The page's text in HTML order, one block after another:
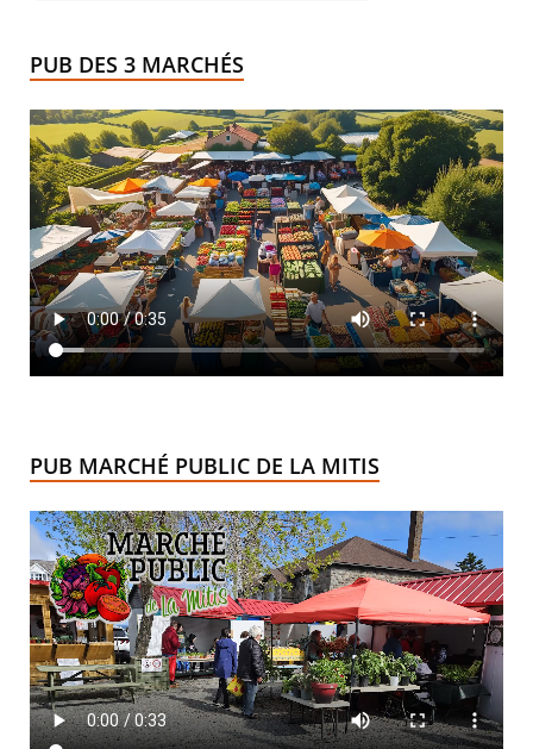
PUB DES 3 MARCHÉS
PUB MARCHÉ PUBLIC DE LA MITIS